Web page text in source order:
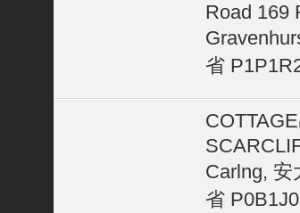
Road 169
省
Carlng, 安
省